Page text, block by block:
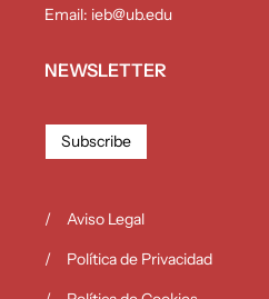
Email: ieb@ub.edu
NEWSLETTER
Subscribe
Aviso Legal
Política de Privacidad